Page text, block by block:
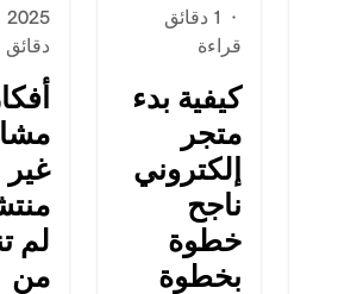
·
1 دقائق
قراءة
كيفية بدء
متجر
إلكتروني
ناجح
خطوة
بخطوة
2025
دقائق
غير
لم
من